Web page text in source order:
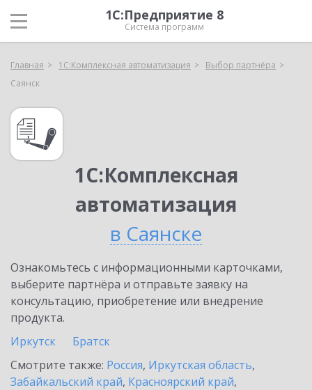
1С:Предприятие 8
Система программ
Главная 1С:Комплексная автоматизация
Выбор партнёра
Саянск
1С:Комплексная
автоматизация
в Саянске
Ознакомьтесь с информационными карточками,
выберите партнёра и отправьте заявку на
консультацию, приобретение или внедрение
продукта.
Иркутск
Братск
Смотрите также: Россия, Иркутская область,
Забайкальский край, Красноярский край,